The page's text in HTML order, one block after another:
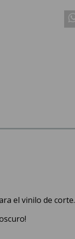
el vinilo de corte.